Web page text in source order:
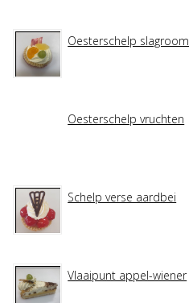
Oesterschelp slagroom
Oesterschelp vruchten
Schelp verse aardbei
Vlaaipunt appel-wiener